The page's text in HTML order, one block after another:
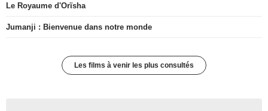
Le Royaume d'Orïsha
Jumanji : Bienvenue dans notre monde
Les films à venir les plus consultés